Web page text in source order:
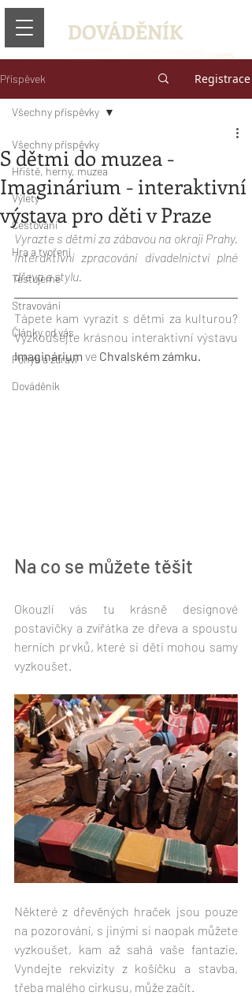
DOVÁDĚNÍK
Příspěvek Registrace
Všechny příspěvky
Hřiště, herny, muzea
Výlety
Cestování
Hra a tvoření
Testujeme
Stravování
Články od vás
Pohyb a zdraví
Dováděník
Všechny příspěvky
S dětmi do muzea -
Imaginárium - interaktivní
výstava pro děti v Praze
Vyrazte s dětmi za zábavou na okraji Prahy.
Interaktivní zpracování divadelnictví plné
dřeva a stylu.
Tápete kam vyrazit s dětmi za kulturou?
Vyzkoušejte krásnou interaktivní výstavu
Imaginárium ve Chvalském zámku.
Na co se můžete těšit
Okouzlí vás tu krásně designové
postavičky a zvířátka ze dřeva a spoustu
herních prvků, které si děti mohou samy
vyzkoušet.
Některé z dřevěných hraček jsou pouze
na pozorování, s jinými si naopak můžete
vyzkoušet, kam až sahá vaše fantazie.
Vyndejte rekvizity z košíčku a stavba,
třeba malého cirkusu, může začít.